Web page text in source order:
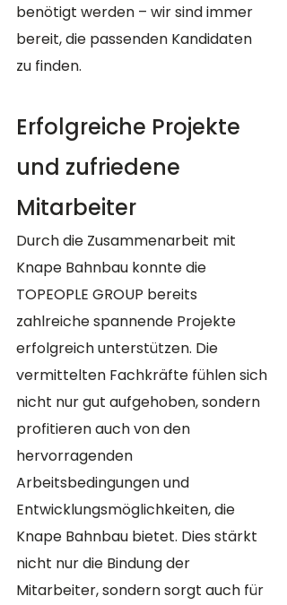
benötigt werden – wir sind immer
bereit, die passenden Kandidaten
zu finden.
Erfolgreiche Projekte
und zufriedene
Mitarbeiter
Durch die Zusammenarbeit mit
Knape Bahnbau konnte die
TOPEOPLE GROUP bereits
zahlreiche spannende Projekte
erfolgreich unterstützen. Die
vermittelten Fachkräfte fühlen sich
nicht nur gut aufgehoben, sondern
profitieren auch von den
hervorragenden
Arbeitsbedingungen und
Entwicklungsmöglichkeiten, die
Knape Bahnbau bietet. Dies stärkt
nicht nur die Bindung der
Mitarbeiter, sondern sorgt auch für